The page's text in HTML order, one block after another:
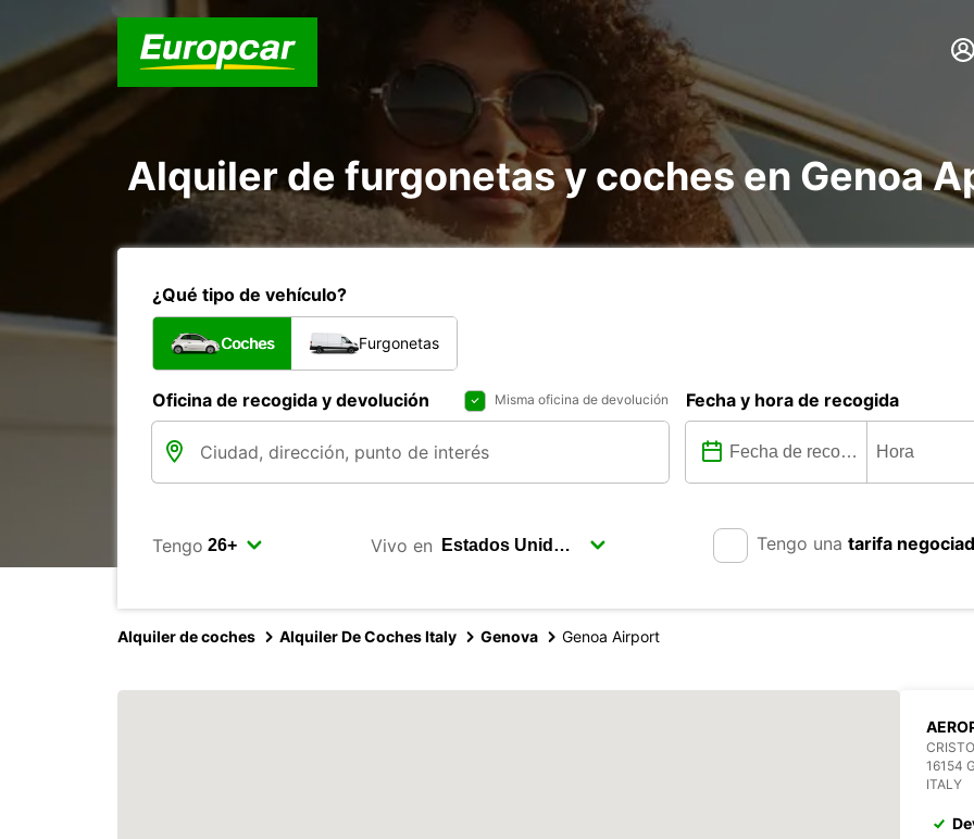
Alquiler de furgonetas y coches en Genoa
¿Qué tipo de vehículo?
Coches Furgonetas
Oficina de recogida y devolución Misma oficina de devolución Fecha y hora de recogida
Tengo Vivo en Tengo una tarifa
Alquiler de coches Alquiler De Coches Italy Genova Genoa Airport
16154
ITALY